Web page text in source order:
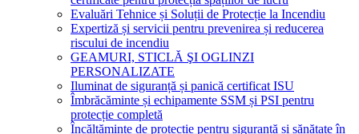
Evaluări Tehnice și Soluții de Protecție la Incendiu
Expertiză și servicii pentru prevenirea și reducerea
riscului de incendiu
GEAMURI, STICLĂ ŞI OGLINZI
PERSONALIZATE
Iluminat de siguranță și panică certificat ISU
Îmbrăcăminte și echipamente SSM și PSI pentru
protecție completă
Încălțăminte de protecție pentru siguranță și sănătate în